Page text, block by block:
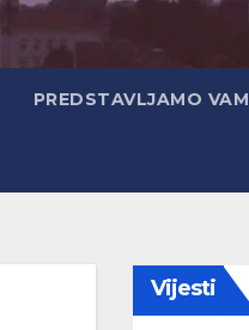
PREDSTAVLJAMO VAM
Vijesti